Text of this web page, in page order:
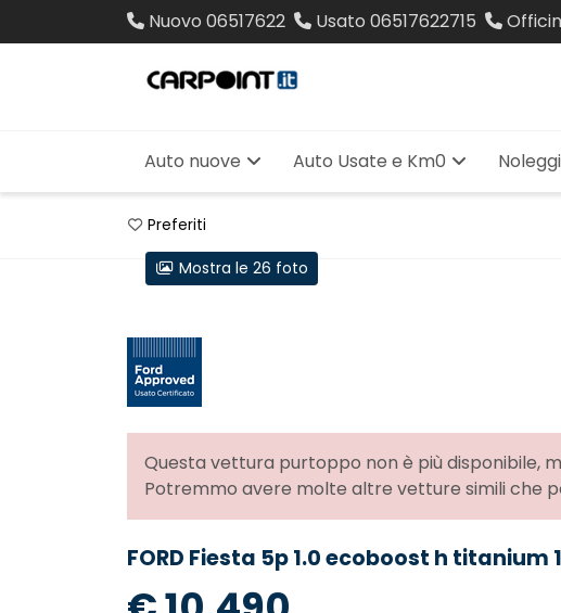
Nuovo 06517622 Usato 06517622715
Auto nuove Auto Usate e Km0
Preferiti
Mostra le 26 foto
Questa vettura purtoppo non è più disponibile,
Potremmo avere molte altre vetture simili che
FORD Fiesta 5p 1.0 ecoboost h titanium